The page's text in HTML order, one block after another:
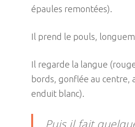
épaules remontées).
Il prend le pouls,
Il regarde la langue
bords, gonflée au centre,
enduit blanc).
Puis il fait